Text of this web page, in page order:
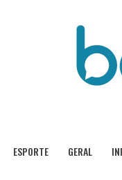
ESPORTE GERAL